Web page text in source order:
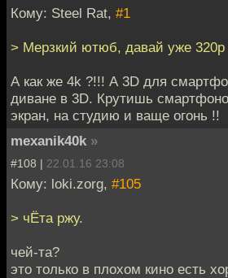
Кому: Steel Rat, #1
> Мерзкий ютюб, давай уже 320p
А как же 4k ?!!! А 3D для
диване в 3D. Крутишь
экран, на студию и ваще огонь !!
mexanik40k »
#108 | 22.01.16 23:08
Кому: loki.zorg, #105
> чЁта ржу.
чей-та?
это только в плохом кино есть